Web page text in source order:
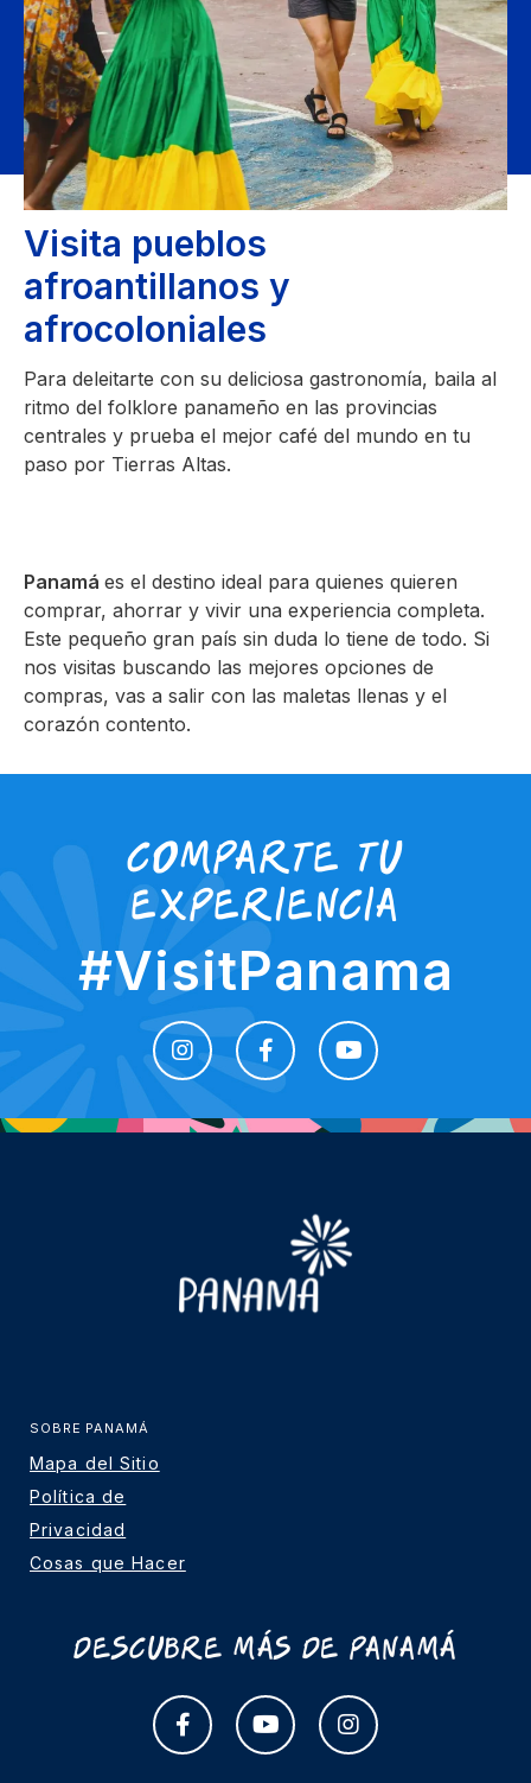
Visita pueblos
afroantillanos y
afrocoloniales
Para deleitarte con su deliciosa gastronomía, baila al
ritmo del folklore panameño en las provincias
centrales y prueba el mejor café del mundo en tu
paso por Tierras Altas.
Panamá es el destino ideal para quienes quieren
comprar, ahorrar y vivir una experiencia completa.
Este pequeño gran país sin duda lo tiene de todo. Si
nos visitas buscando las mejores opciones de
compras, vas a salir con las maletas llenas y el
corazón contento.
comparte tu
experiencia
#VisitPanama
SOBRE PANAMÁ
Mapa del Sitio
Política de
Privacidad
Cosas que Hacer
Descubre más de Panamá